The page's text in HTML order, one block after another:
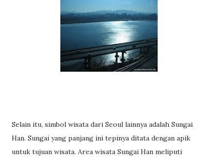
Selain itu, simbol wisata dari Seoul lainnya adalah Sungai
Han. Sungai yang panjang ini tepinya ditata dengan apik
untuk tujuan wisata. Area wisata Sungai Han meliputi